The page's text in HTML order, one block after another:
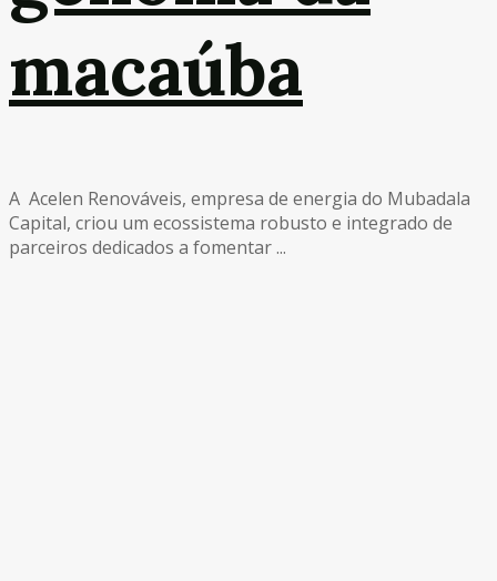
macaúba
A Acelen Renováveis, empresa de energia do Mubadala
Capital, criou um ecossistema robusto e integrado de
parceiros dedicados a fomentar ...